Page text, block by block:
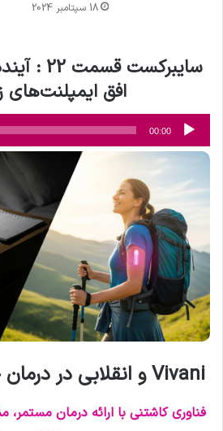
18 سپتامبر 2024
سایبرکست قسمت 22 :
افق ایمپلنت‌های
پخش‌کننده
صوت
00:00
Vivani و انقلابی در درمان چاقی با ایمپلنت
فناوری کاشتنی با ارائه درمان